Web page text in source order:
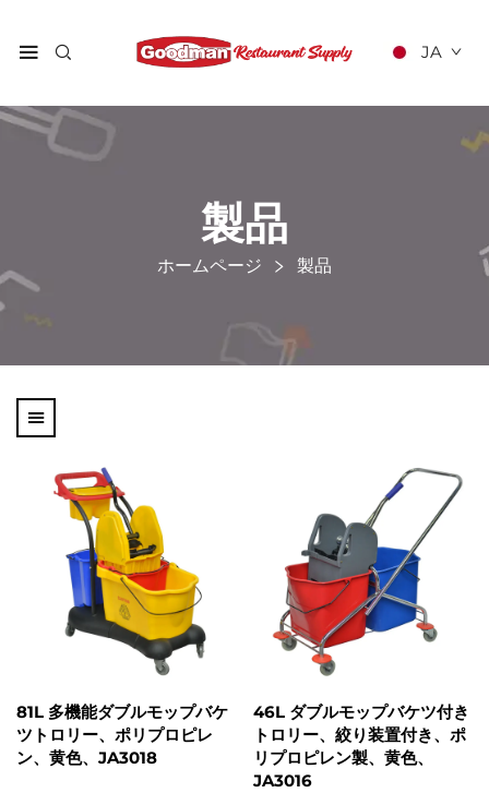
JA
製品
ホームページ 製品
81L 多機能ダブルモップバケ
ツトロリー、ポリプロピレ
ン、黄色、JA3018
46L ダブルモップバケツ付き
トロリー、絞り装置付き、ポ
リプロピレン製、黄色、
JA3016